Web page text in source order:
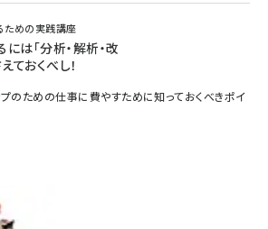
ための実践講座
は「分析・解析・改
ておくべし！
のための仕事に費やすために知っておくべきポイ